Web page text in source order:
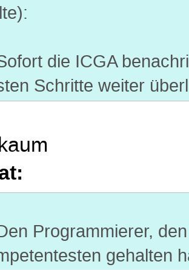
die ICGA
Schritte weiter
Programmierer,
gehalten